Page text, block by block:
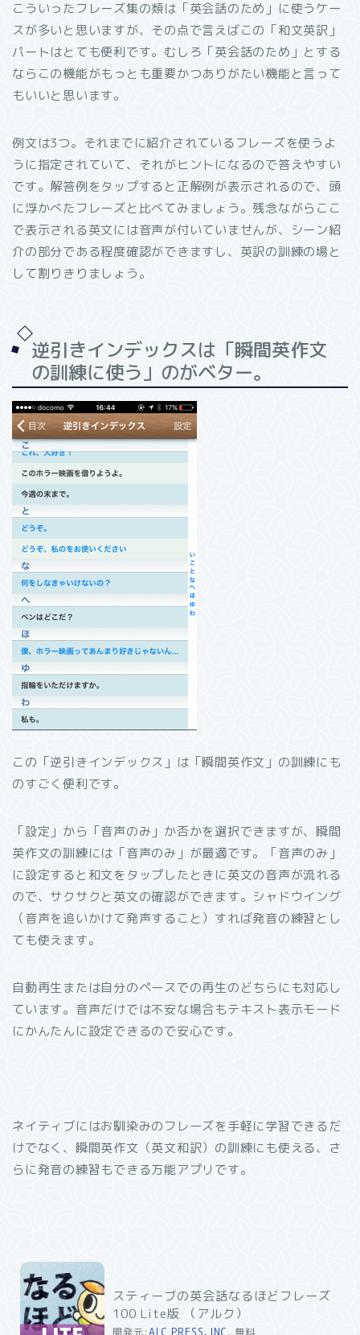
こういったフレーズ集の類は「英会話のため」に使うケー
スが多いと思いますが、その点で言えばこの「和文英訳」
パートはとても便利です。むしろ「英会話のため」とする
ならこの機能がもっとも重要かつありがたい機能と言って
もいいと思います。
例文は3つ。それまでに紹介されているフレーズを使うよ
うに指定されていて、それがヒントになるので答えやすい
です。解答例をタップすると正解例が表示されるので、頭
に浮かべたフレーズと比べてみましょう。残念ながらここ
で表示される英文には音声が付いていませんが、シーン紹
介の部分である程度確認ができますし、英訳の訓練の場と
して割りきりましょう。
逆引きインデックスは「瞬間英作文
の訓練に使う」のがベター。
この「逆引きインデックス」は「瞬間英作文」の訓練にも
のすごく便利です。
「設定」から「音声のみ」か否かを選択できますが、瞬間
英作文の訓練には「音声のみ」が最適です。「音声のみ」
に設定すると和文をタップしたときに英文の音声が流れる
ので、サクサクと英文の確認ができます。シャドウイング
（音声を追いかけて発声すること）すれば発音の練習とし
ても使えます。
自動再生または自分のペースでの再生のどちらにも対応し
ています。音声だけでは不安な場合もテキスト表示モード
にかんたんに設定できるので安心です。
ネイティブにはお馴染みのフレーズを手軽に学習できるだ
けでなく、瞬間英作文（英文和訳）の訓練にも使える、さ
らに発音の練習もできる万能アプリです。
スティーブの英会話なるほどフレーズ
100 Lite版 （アルク）
開発元:ALC PRESS, INC. 無料